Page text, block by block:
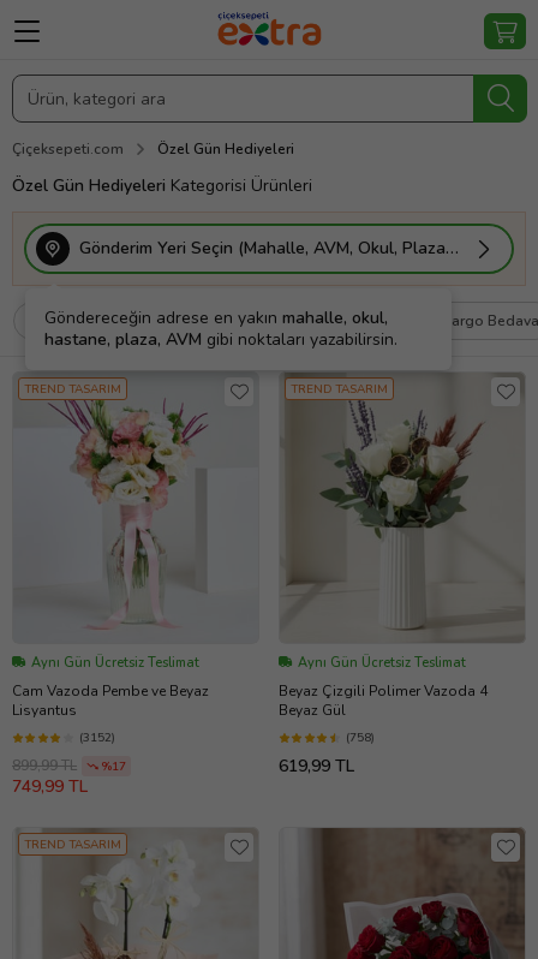
Çiçeksepeti.com Özel Gün Hediyeleri
Özel Gün Hediyeleri Kategorisi Ürünleri
Gönderim Yeri Seçin (Mahalle, AVM, Okul, Plaza vs.)
Göndereceğin adrese en yakın mahalle, okul,
hastane, plaza, AVM gibi noktaları yazabilirsin.
Filtrele Sırala Kişiye Özel Kargo Bedava
TREND TASARIM
Aynı Gün Ücretsiz Teslimat
Cam Vazoda Pembe ve Beyaz
Lisyantus
(3152)
899,99 TL %17
749,99 TL
TREND TASARIM
Aynı Gün Ücretsiz Teslimat
Beyaz Çizgili Polimer Vazoda 4
Beyaz Gül
(758)
619,99 TL
TREND TASARIM